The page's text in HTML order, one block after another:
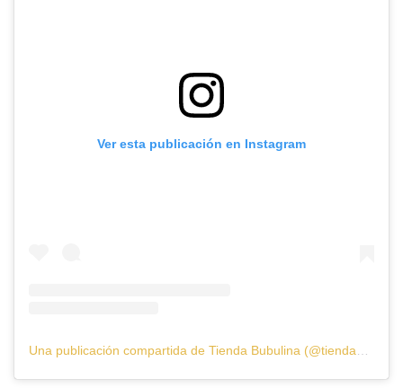
Ver esta publicación en Instagram
Una publicación compartida de Tienda Bubulina (@tiendabubulina)